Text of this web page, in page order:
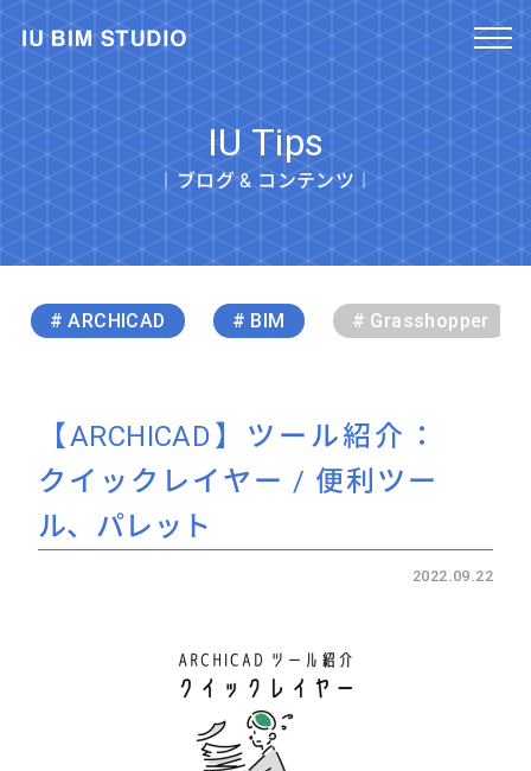
IU Tips
︱ブログ & コンテンツ︱
# ARCHICAD # BIM # Grasshopper
【ARCHICAD】ツール紹介：
クイックレイヤー / 便利ツー
ル、パレット
2022.09.22